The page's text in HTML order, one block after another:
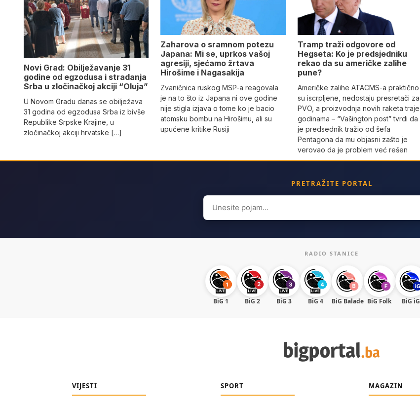
Novi Grad: Obilježavanje 31
godine od egzodusa i stradanja
Srba u zločinačkoj akciji “Oluja”
U Novom Gradu danas se obilježava
31 godina od egzodusa Srba iz bivše
Republike Srpske Krajine, u
zločinačkoj akciji hrvatske […]
Zaharova o sramnom potezu
Japana: Mi se, uprkos vašoj
agresiji, sjećamo žrtava
Hirošime i Nagasakija
Zvaničnica ruskog MSP-a reagovala
je na to što iz Japana ni ove godine
nije stigla izjava o tome ko je bacio
atomsku bombu na Hirošimu, ali su
upućene kritike Rusiji
Tramp traži odgovore od
Hegseta: Ko je predsjedniku
rekao da su američke zalihe
pune?
Američke zalihe ATACMS-a praktično
su iscrpljene, nedostaju presretači za
PVO, a proizvodnja novih raketa traje
godinama – “Vašington post” tvrdi da
je predsednik tražio od šefa
Pentagona da mu objasni zašto je
verovao da je problem već rešen
PRETRAŽITE PORTAL
Search
for:
RADIO STANICE
BiG 1 BiG 2 BiG 3 BiG 4 BiG Balade BiG Folk BiG iG
VIJESTI SPORT MAGAZIN